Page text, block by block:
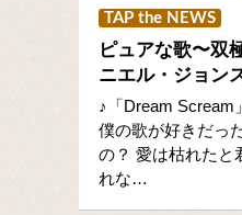
TAP the NEWS
ピュアな歌〜双
ニエル・ジョン
♪「Dream Scream
僕の歌が好きだっ
の？ 愛は枯れたと
れな…